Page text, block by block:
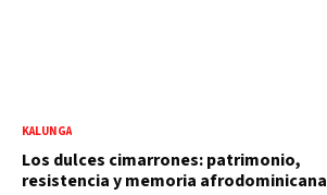
KALUNGA
Los dulces cimarrones: patrimonio,
resistencia y memoria afrodominicana